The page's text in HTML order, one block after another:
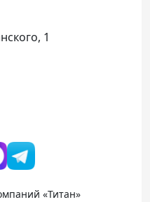
1
«Титан»